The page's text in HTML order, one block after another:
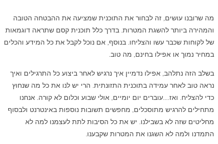
מה שרובנו עושים, זה לבחור את התוכנית שמציעה את ההבטחה הטובה
והמהירה ביותר להשגת המטרות. בדרך כלל תוכנית קסם שתראה דוגמאות
של לקוחות שכבר עשו והצליחו. בנוסף, אם נוכל לקבל את כל המידע והכלים
במחיר נמוך או אפילו בחינם, מה טוב.
בשלב הזה נתלהב, אפילו נדמיין איך נרגיש לאחר ביצוע כל התרגילים ואיך
נראה טוב לאחר עמידה בתוכנית התזונתית. הרי יש לנו את כל מה שנחוץ
כדי להצליח. ואז….עוברים יום יומיים, אולי שבוע וכלום לא קורה. אנחנו
מתחילים להרגיש מתוסכלים, מחפשים תשובות נוספות באינטרנט ולבסוף
מחליטים שזה לא בשבילנו. יש את כל הסיבות לתת לעצמנו למה לא
התמדנו ולמה לא השגנו את המטרות שקבענו.